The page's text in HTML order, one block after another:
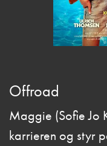
Offroad
Maggie (Sofie Jo
karrieren og styr